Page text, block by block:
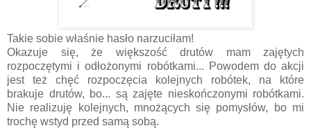
Takie sobie właśnie hasło narzuciłam!
Okazuje się, że większość drutów mam zajętych
rozpoczętymi i odłożonymi robótkami... Powodem do akcji
jest też chęć rozpoczęcia kolejnych robótek, na które
brakuje drutów, bo... są zajęte nieskończonymi robótkami.
Nie realizuję kolejnych, mnożących się pomysłów, bo mi
trochę wstyd przed samą sobą.